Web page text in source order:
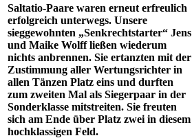
Saltatio-Paare waren erneut erfreulich
erfolgreich unterwegs. Unsere
sieggewohnten „Senkrechtstarter“ Jens
und Maike Wolff ließen wiederum
nichts anbrennen. Sie ertanzten mit der
Zustimmung aller Wertungsrichter in
allen Tänzen Platz eins und durften
zum zweiten Mal als Siegerpaar in der
Sonderklasse mitstreiten. Sie freuten
sich am Ende über Platz zwei in diesem
hochklassigen Feld.